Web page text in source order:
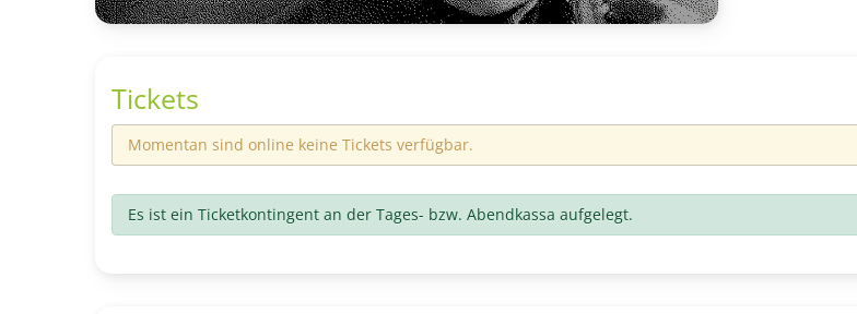
Tickets
Momentan sind online keine Tickets verfügbar.
Es ist ein Ticketkontingent an der Tages- bzw. Abendkassa aufgelegt.